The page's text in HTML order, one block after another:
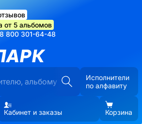
от 5 альбомов
8 800 301-64-48
Исполнители
по алфавиту
Кабинет и заказы Корзина